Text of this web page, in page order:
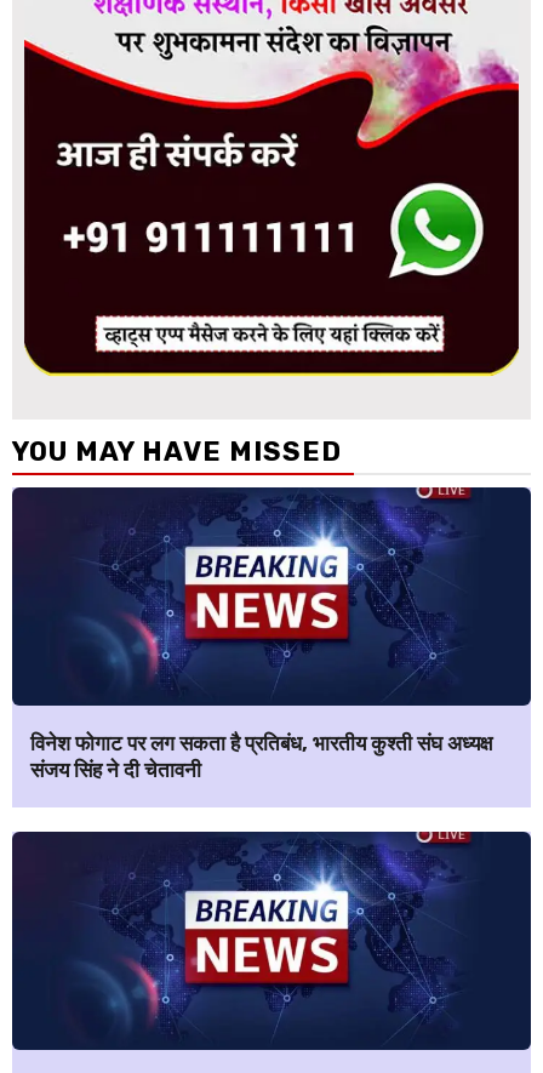
YOU MAY HAVE MISSED
विनेश फोगाट पर लग सकता है प्रतिबंध, भारतीय कुश्ती संघ अध्यक्ष
संजय सिंह ने दी चेतावनी